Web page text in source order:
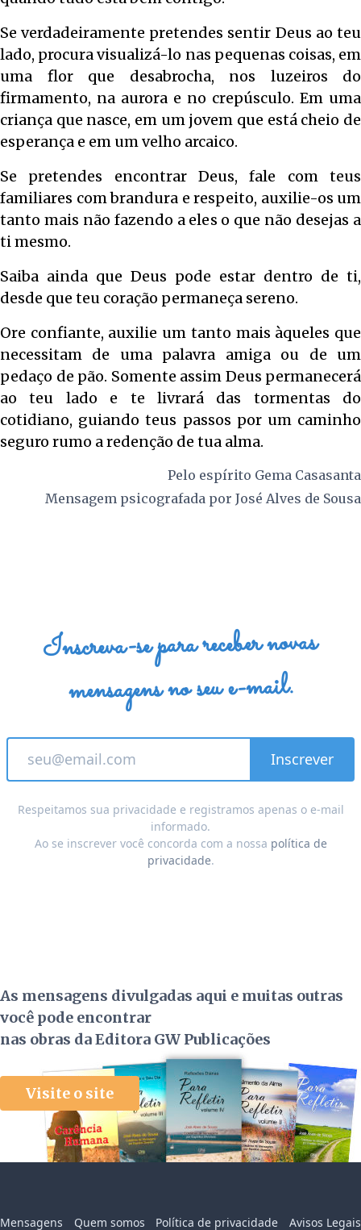
Se verdadeiramente pretendes sentir Deus ao teu
lado, procura visualizá-lo nas pequenas coisas, em
uma flor que desabrocha, nos luzeiros do
firmamento, na aurora e no crepúsculo. Em uma
criança que nasce, em um jovem que está cheio de
esperança e em um velho arcaico.
Se pretendes encontrar Deus, fale com teus
familiares com brandura e respeito, auxilie-os um
tanto mais não fazendo a eles o que não desejas a
ti mesmo.
Saiba ainda que Deus pode estar dentro de ti,
desde que teu coração permaneça sereno.
Ore confiante, auxilie um tanto mais àqueles que
necessitam de uma palavra amiga ou de um
pedaço de pão. Somente assim Deus permanecerá
ao teu lado e te livrará das tormentas do
cotidiano, guiando teus passos por um caminho
seguro rumo a redenção de tua alma.
Pelo espírito Gema Casasanta
Mensagem psicografada por José Alves de Sousa
Inscreva-se para receber novas
mensagens no seu e-mail.
Respeitamos sua privacidade e registramos apenas o e-mail
informado.
Ao se inscrever você concorda com a nossa política de
privacidade.
As mensagens divulgadas aqui e muitas outras
você pode encontrar
nas obras da Editora GW Publicações
Visite o site
Mensagens Quem somos Política de privacidade Avisos Legais